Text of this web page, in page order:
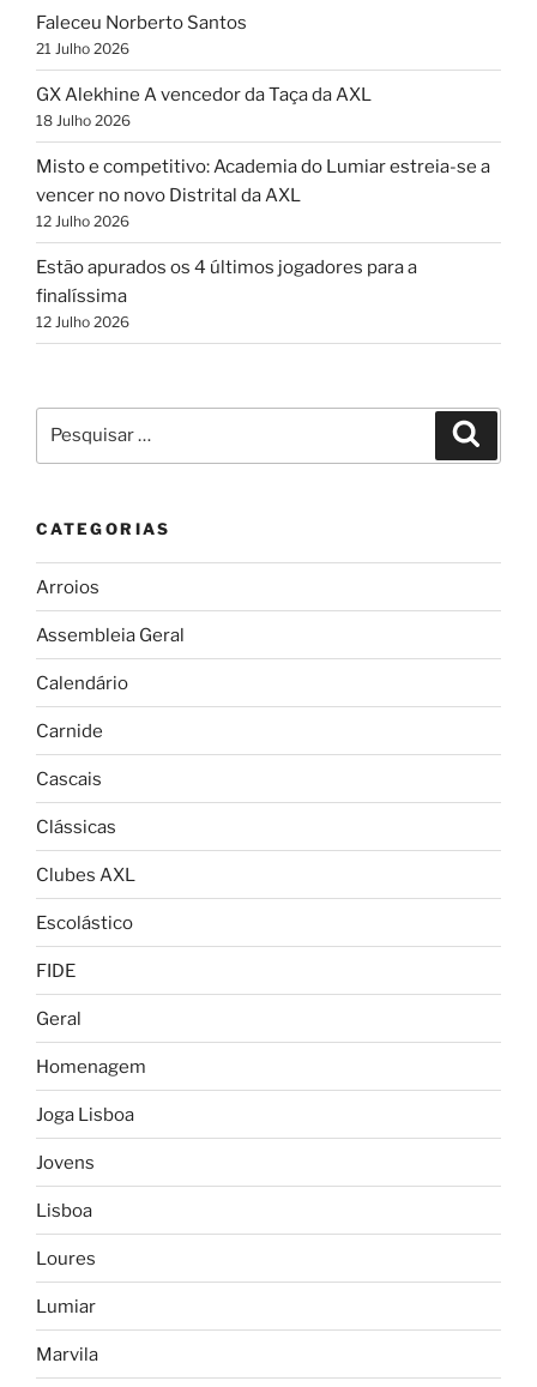
Faleceu Norberto Santos
21 Julho 2026
GX Alekhine A vencedor da Taça da AXL
18 Julho 2026
Misto e competitivo: Academia do Lumiar estreia-se a
vencer no novo Distrital da AXL
12 Julho 2026
Estão apurados os 4 últimos jogadores para a
finalíssima
12 Julho 2026
por:
CATEGORIAS
Arroios
Assembleia Geral
Calendário
Carnide
Cascais
Clássicas
Clubes AXL
Escolástico
FIDE
Geral
Homenagem
Joga Lisboa
Jovens
Lisboa
Loures
Lumiar
Marvila